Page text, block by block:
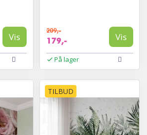
Vis
209,-
179,- Vis
På lager
TILBUD